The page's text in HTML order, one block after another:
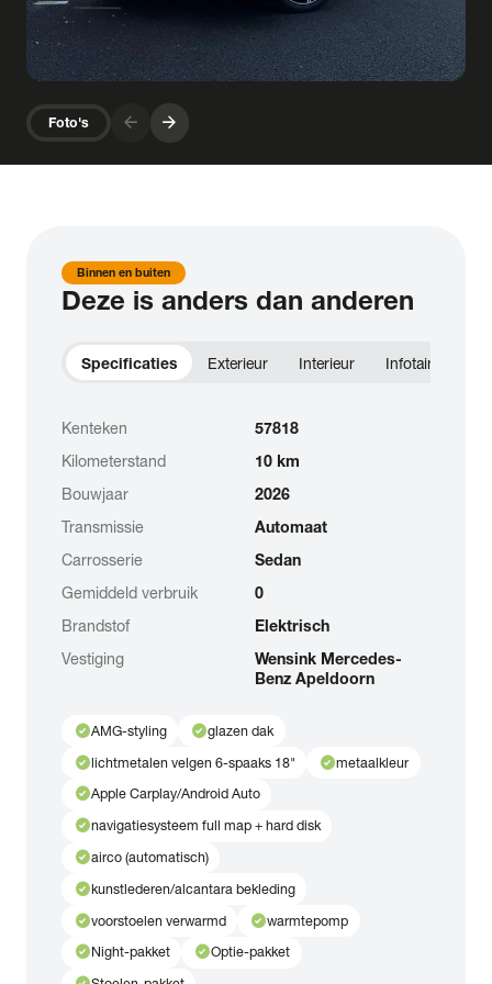
Foto's arrow_forward arrow_forward
Binnen en buiten
Deze is anders dan anderen
Specificaties Exterieur Interieur Infotainment
Kenteken
57818
Kilometerstand
10 km
Bouwjaar
2026
Transmissie
Automaat
Carrosserie
Sedan
Gemiddeld verbruik
0
Brandstof
Elektrisch
Vestiging
Wensink Mercedes-
Benz Apeldoorn
check_circleAMG-styling check_circleglazen dak
check_circlelichtmetalen velgen 6-spaaks 18" check_circlemetaalkleur
check_circleApple Carplay/Android Auto
check_circlenavigatiesysteem full map + hard disk
check_circleairco (automatisch)
check_circlekunstlederen/alcantara bekleding
check_circlevoorstoelen verwarmd check_circlewarmtepomp
check_circleNight-pakket check_circleOptie-pakket